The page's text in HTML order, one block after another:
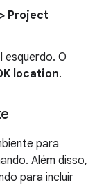
Project
esquerdo. O
location.
para
Além disso,
para incluir